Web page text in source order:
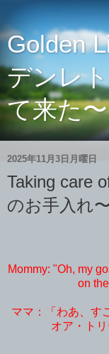
Golden
デンレ
て来た〜
2025年11月3日月曜日
Taking care
のお手入れ
Mommy: "Oh, my
on
ママ：「わあ、す
オア・ト